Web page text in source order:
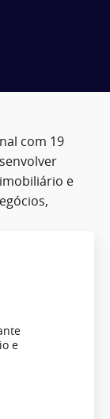
com 19
e
e